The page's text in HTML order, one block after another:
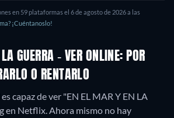
en 59 plataformas el 6 de agosto de 2026 a las
¡Cuéntanoslo!
GUERRA - VER ONLINE: POR
O RENTARLO
capaz de ver "EN EL MAR Y EN LA
en Netflix.Ahora mismo no hay